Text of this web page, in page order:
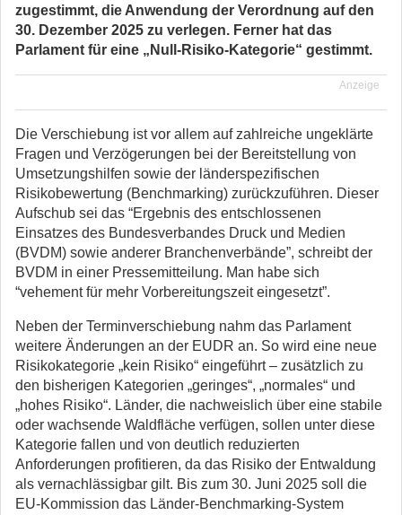
zugestimmt, die Anwendung der Verordnung auf den
30. Dezember 2025 zu verlegen. Ferner hat das
Parlament für eine „Null-Risiko-Kategorie“ gestimmt.
Anzeige
Die Verschiebung ist vor allem auf zahlreiche ungeklärte
Fragen und Verzögerungen bei der Bereitstellung von
Umsetzungshilfen sowie der länderspezifischen
Risikobewertung (Benchmarking) zurückzuführen. Dieser
Aufschub sei das “Ergebnis des entschlossenen
Einsatzes des Bundesverbandes Druck und Medien
(BVDM) sowie anderer Branchenverbände”, schreibt der
BVDM in einer Pressemitteilung. Man habe sich
“vehement für mehr Vorbereitungszeit eingesetzt”.
Neben der Terminverschiebung nahm das Parlament
weitere Änderungen an der EUDR an. So wird eine neue
Risikokategorie „kein Risiko“ eingeführt – zusätzlich zu
den bisherigen Kategorien „geringes“, „normales“ und
„hohes Risiko“. Länder, die nachweislich über eine stabile
oder wachsende Waldfläche verfügen, sollen unter diese
Kategorie fallen und von deutlich reduzierten
Anforderungen profitieren, da das Risiko der Entwaldung
als vernachlässigbar gilt. Bis zum 30. Juni 2025 soll die
EU-Kommission das Länder-Benchmarking-System